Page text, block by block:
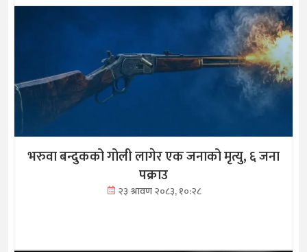
भरुवा बन्दुकको गोली लागेर एक जनाको मृत्यु, ६ जना
पक्राउ
२३ श्रावण २०८३, १०:२८